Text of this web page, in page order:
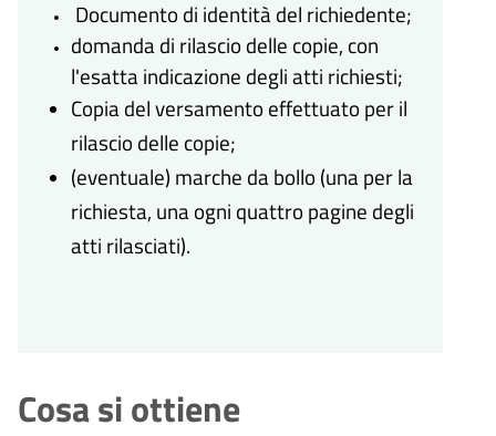
Documento di identità del richiedente;
domanda di rilascio delle copie, con
l'esatta indicazione degli atti richiesti;
Copia del versamento effettuato per il
rilascio delle copie;
(eventuale) marche da bollo (una per la
richiesta, una ogni quattro pagine degli
atti rilasciati).
Cosa si ottiene